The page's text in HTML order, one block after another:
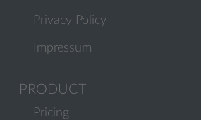
Privacy Policy
Impressum
PRODUCT
Pricing